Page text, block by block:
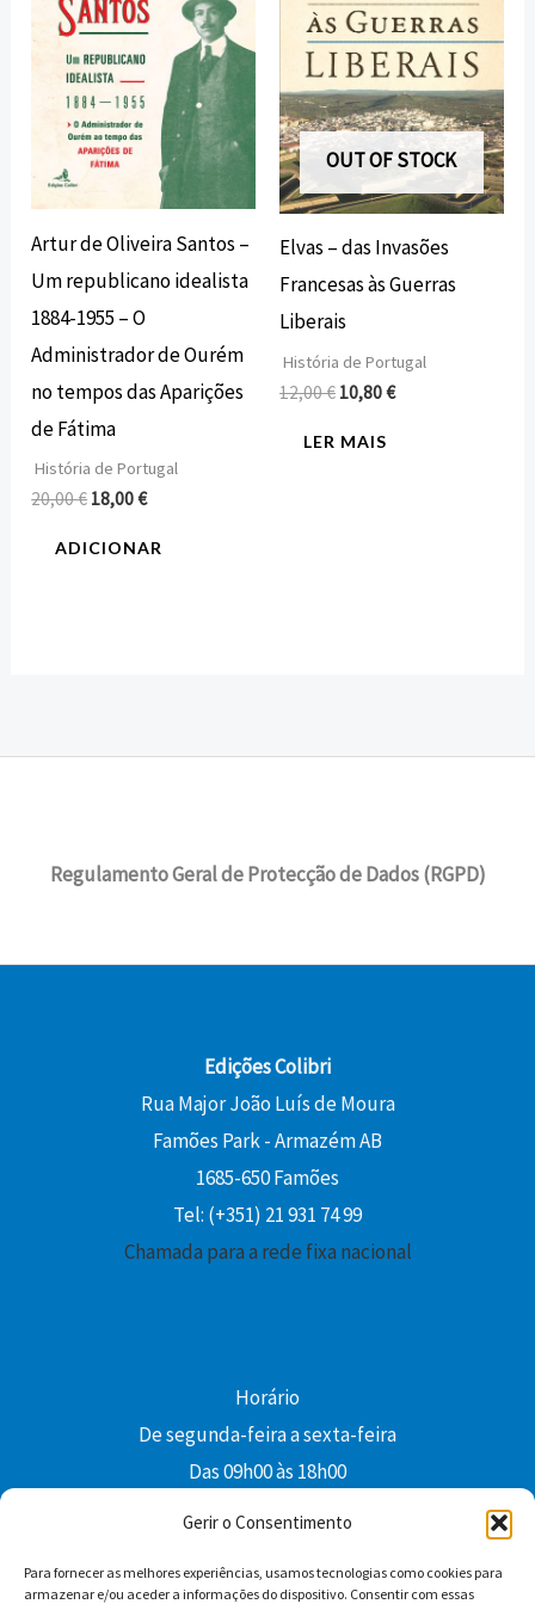
Gerir o Consentimento
Para fornecer as melhores experiências, usamos tecnologias como cookies para
armazenar e/ou aceder a informações do dispositivo. Consentir com essas
Artur de Oliveira Santos –
Um republicano idealista
1884-1955 – O
Administrador de Ourém
no tempos das Aparições
de Fátima
História de Portugal
20,00€ 18,00€
ADICIONAR
OUT OF STOCK
Elvas – das Invasões
Francesas às Guerras
Liberais
História de Portugal
12,00€ 10,80€
LER MAIS
Regulamento Geral de Protecção de Dados (RGPD)
Edições Colibri
Rua Major João Luís de Moura
Famões Park - Armazém AB
1685-650 Famões
Tel: (+351) 21 931 74 99
Chamada para a rede fixa nacional
Horário
De segunda-feira a sexta-feira
Das 09h00 às 18h00
Facebook YouTube Instagram Whatsapp